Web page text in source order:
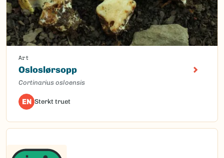
Art
Osloslørsopp
Cortinarius osloensis
EN Sterkt truet